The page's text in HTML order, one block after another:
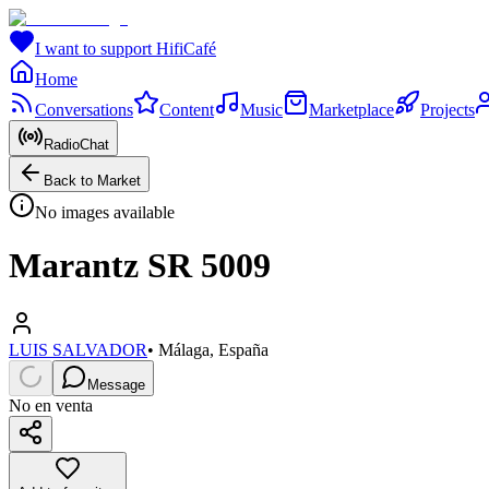
I want to support HifiCafé
Home
Conversations
Content Music Marketplace Projects
RadioChat
Back to Market
No images available
Marantz SR 5009
LUIS SALVADOR• Málaga, España
Message
No en venta